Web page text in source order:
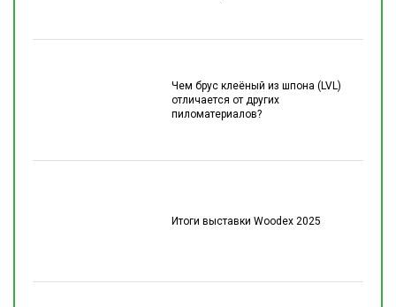
Чем брус клеёный из шпона (LVL)
отличается от других
пиломатериалов?
Итоги выставки Woodex 2025